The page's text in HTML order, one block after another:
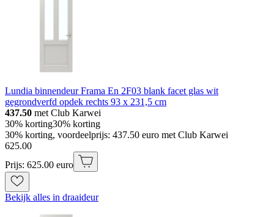
Lundia binnendeur Frama En 2F03 blank facet glas wit
gegrondverfd opdek rechts 93 x 231,5 cm
437.50 met Club Karwei
30% korting30% korting
30% korting, voordeelprijs: 437.50 euro met Club Karwei
625.00
Prijs: 625.00 euro
Bekijk alles in draaideur